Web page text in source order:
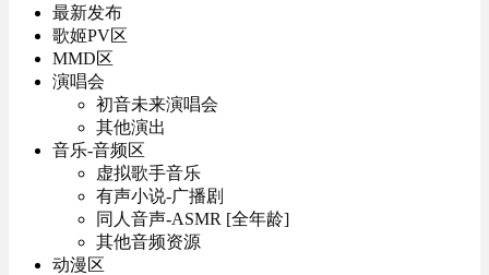
最新发布
歌姬PV区
MMD区
演唱会
初音未来演唱会
其他演出
音乐-音频区
虚拟歌手音乐
有声小说-广播剧
同人音声-ASMR [全年龄]
其他音频资源
动漫区